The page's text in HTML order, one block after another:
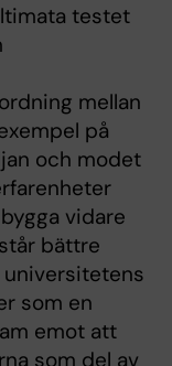
testet
mellan
på
och modet
vidare
bättre
universitetens
som en
emot att
som del av